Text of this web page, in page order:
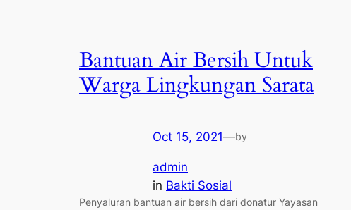
Bantuan Air Bersih Untuk
Warga Lingkungan Sarata
Oct 15, 2021—by
admin
in Bakti Sosial
Penyaluran bantuan air bersih dari donatur Yayasan